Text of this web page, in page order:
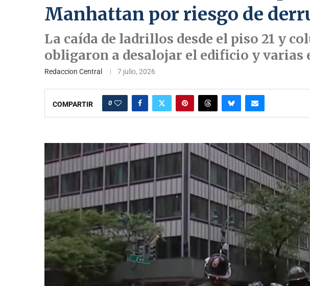
Manhattan por riesgo de
La caída de ladrillos desde el piso 21 y
obligaron a desalojar el edificio y varias
Redaccion Central 7 julio, 2026
COMPARTIR 0